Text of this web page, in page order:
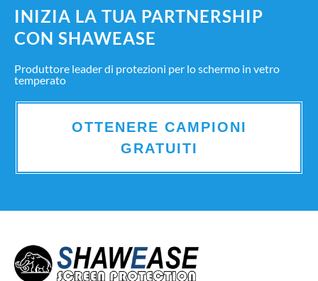
INIZIA LA TUA PARTNERSHIP
CON SHAWEASE
Produttore leader di protezioni per lo schermo in vetro
temperato
OTTENERE CAMPIONI
GRATUITI